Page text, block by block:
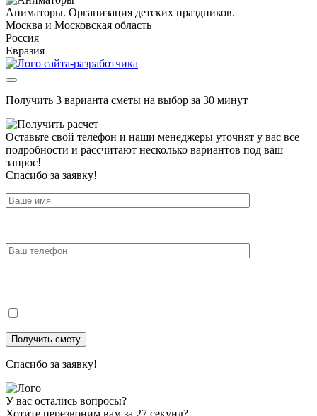
Аниматоры. Организация детских праздников.
Москва и Московская область
Россия
Евразия
Получить 3 варианта сметы на выбор за 30 минут
Оставьте свой телефон и наши менеджеры уточнят у вас все
подробности и рассчитают несколько вариантов под ваш
запрос!
Спасибо за заявку!
Спасибо за заявку!
У вас остались вопросы?
Хотите перезвоним вам за 27 секунд?